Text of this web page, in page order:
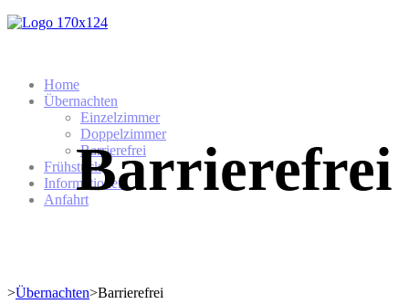
Home
Übernachten
Einzelzimmer
Doppelzimmer
Barrierefrei
Frühstück
Informationen
AnfahrtBarrierefrei
>Übernachten>Barrierefrei